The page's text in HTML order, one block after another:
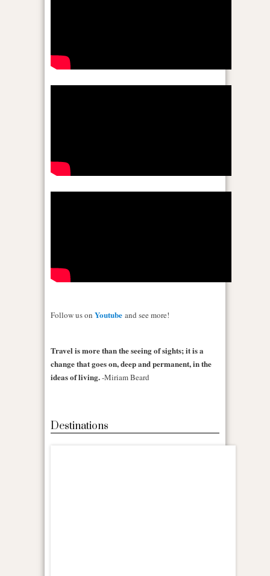
Follow us on Youtube and see more!
Travel is more than the seeing of sights; it is a
change that goes on, deep and permanent, in the
ideas of living.-Miriam Beard
Destinations